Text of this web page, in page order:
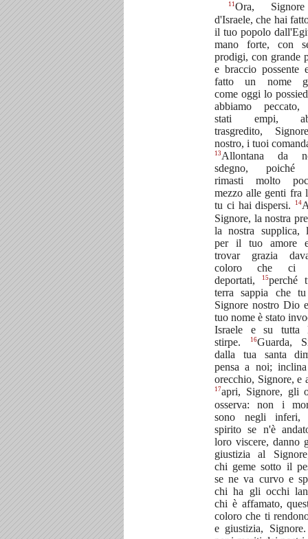
11Ora,
d'Israele, che hai
il tuo popolo
mano forte, con
prodigi, con grande
e braccio possente
fatto un nome
come oggi lo
abbiamo peccato,
stati empi,
trasgredito,
nostro, i tuoi
13 Allontana da
sdegno, poiché
rimasti molto
mezzo alle genti fra
tu ci hai dispersi.
14
Signore, la nostra
la nostra supplica,
per il tuo amore
trovar grazia
coloro che ci
deportati,
15perché
terra sappia che
Signore nostro Dio
tuo nome è stato
Israele e su tutta
stirpe.
16Guarda,
dalla tua santa
pensa a noi;
orecchio, Signore, e
17apri, Signore, gli
osserva: non i
sono negli
spirito se n'è
loro viscere, danno
giustizia al
chi geme sotto il
se ne va curvo e
chi ha gli occhi
chi è affamato,
coloro che ti
e giustizia,